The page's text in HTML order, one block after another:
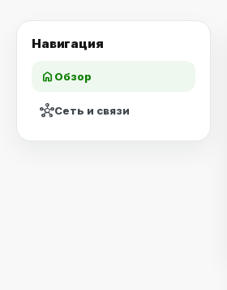
Навигация
home Обзор
hubСеть и связи